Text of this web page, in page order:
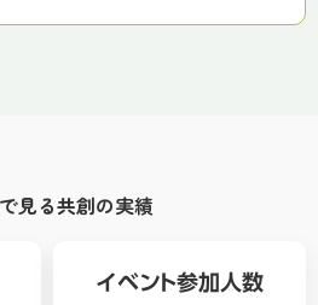
見る共創の実績
イベント参加人数